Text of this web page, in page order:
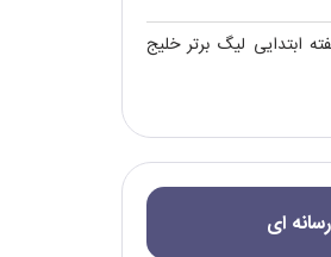
ابتدایی لیگ برتر خلیج
ای